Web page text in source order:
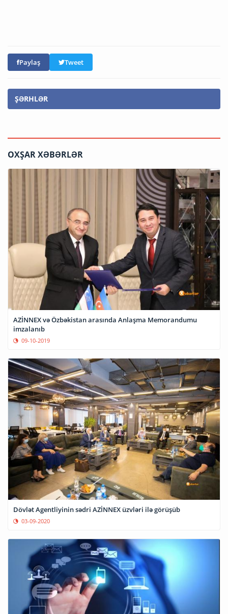
Paylaş Tweet
ŞƏRHLƏR
OXŞAR XƏBƏRLƏR
AZİNNEX və Özbəkistan arasında Anlaşma Memorandumu
imzalanıb
09-10-2019
Dövlət Agentliyinin sədri AZİNNEX üzvləri ilə görüşüb
03-09-2020